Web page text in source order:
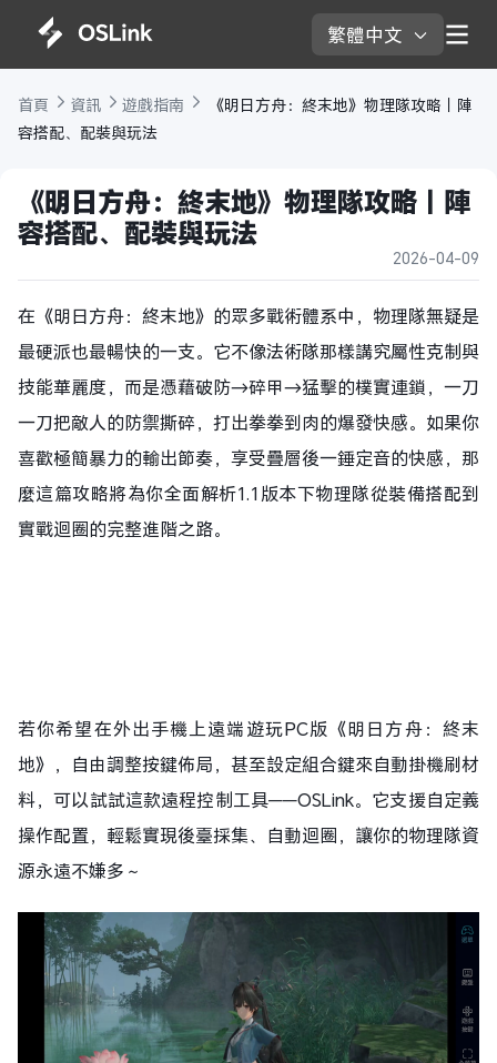
繁體中文
首頁 資訊 遊戲指南
《明日方舟：終末地》物理隊攻略｜陣
容搭配、配裝與玩法
《明日方舟：終末地》物理隊攻略｜陣
容搭配、配裝與玩法
2026-04-09
在《明日方舟：終末地》的眾多戰術體系中，物理隊無疑是
最硬派也最暢快的一支。它不像法術隊那樣講究屬性克制與
技能華麗度，而是憑藉破防→碎甲→猛擊的樸實連鎖，一刀
一刀把敵人的防禦撕碎，打出拳拳到肉的爆發快感。如果你
喜歡極簡暴力的輸出節奏，享受疊層後一錘定音的快感，那
麼這篇攻略將為你全面解析1.1版本下物理隊從裝備搭配到
實戰迴圈的完整進階之路。
若你希望在外出手機上遠端遊玩PC版《明日方舟：終末
地》，自由調整按鍵佈局，甚至設定組合鍵來自動掛機刷材
料，可以試試這款遠程控制工具——OSLink。它支援自定義
操作配置，輕鬆實現後臺採集、自動迴圈，讓你的物理隊資
源永遠不嫌多～